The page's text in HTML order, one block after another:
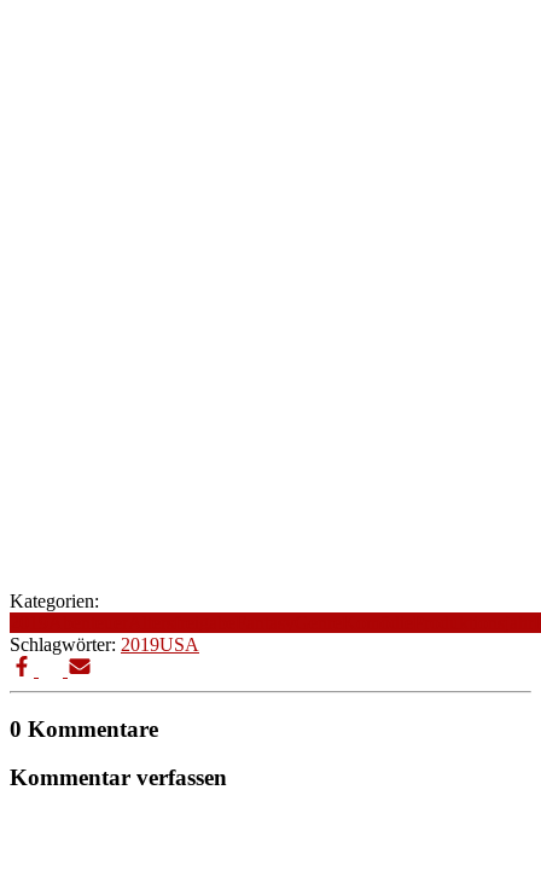
Kategorien:
Schlagwörter: 2019USA
0 Kommentare
Kommentar verfassen